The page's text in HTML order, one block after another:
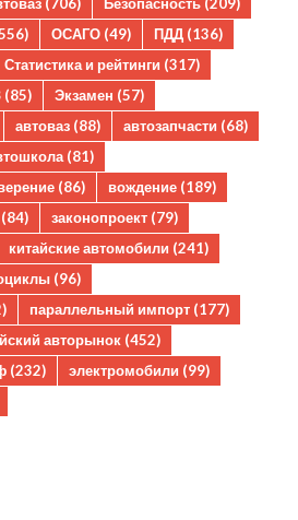
(706) Безопасность (209)
ОСАГО (49) ПДД (136)
Статистика и рейтинги (317)
(85) Экзамен (57)
автоваз (88) автозапчасти (68)
(81)
(86) вождение (189)
(84) законопроект (79)
китайские автомобили (241)
(96)
параллельный импорт (177)
авторынок (452)
(232) электромобили (99)